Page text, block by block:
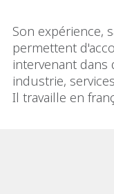
Son expérience,
permettent
intervenant dans
industrie,
Il travaille en